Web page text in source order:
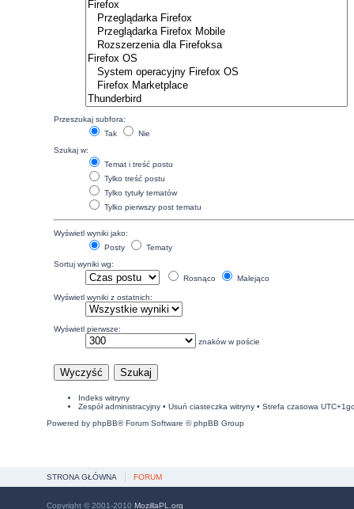
Przeszukaj subfora:
Tak
Nie
Szukaj w:
Temat i treść postu
Tylko treść postu
Tylko tytuły tematów
Tylko pierwszy post tematu
Wyświetl wyniki jako:
Posty
Tematy
Sortuj wyniki wg:
Rosnąco
Malejąco
Wyświetl wyniki z ostatnich:
Wyświetl pierwsze:
znaków w poście
Indeks witryny
Zespół administracyjny• Usuń ciasteczka witryny• Strefa czasowa
Powered by phpBB® Forum Software © phpBB Group
STRONA GŁÓWNA FORUM
Copyright © 2001-2010 MozillaPL.org